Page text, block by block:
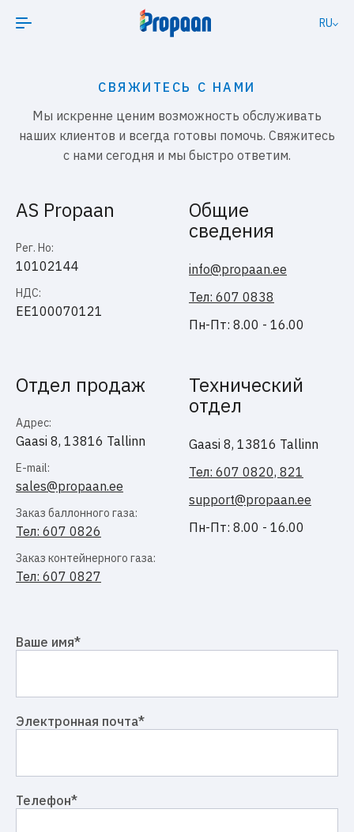
RU
СВЯЖИТЕСЬ С НАМИ
Мы искренне ценим возможность обслуживать
наших клиентов и всегда готовы помочь. Свяжитесь
с нами сегодня и мы быстро ответим.
AS Propaan
Рег. Нo:
10102144
НДС:
EE100070121
Общие
сведения
info@propaan.ee
Тел: 607 0838
Пн-Пт: 8.00 - 16.00
Отдел продаж
Адрес:
Gaasi 8, 13816 Tallinn
E-mail:
sales@propaan.ee
Заказ баллонного газа:
Тел: 607 0826
Заказ контейнерного газа:
Тел: 607 0827
Технический
отдел
Gaasi 8, 13816 Tallinn
Тел: 607 0820, 821
support@propaan.ee
Пн-Пт: 8.00 - 16.00
Ваше имя*
Электронная почта*
Телефон*